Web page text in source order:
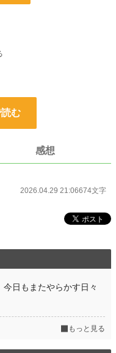
む
感想
2026.04.29 21:06674文字
日もまたやらかす日々
もっと見る